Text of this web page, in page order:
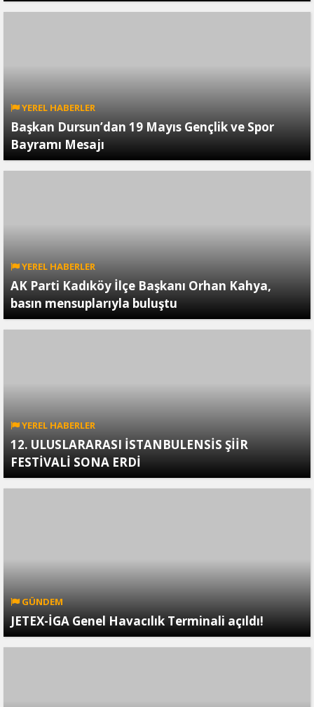
YEREL HABERLER
Başkan Dursun’dan 19 Mayıs Gençlik ve Spor
Bayramı Mesajı
YEREL HABERLER
AK Parti Kadıköy İlçe Başkanı Orhan Kahya,
basın mensuplarıyla buluştu
YEREL HABERLER
12. ULUSLARARASI İSTANBULENSİS ŞİİR
FESTİVALİ SONA ERDİ
GÜNDEM
JETEX-İGA Genel Havacılık Terminali açıldı!